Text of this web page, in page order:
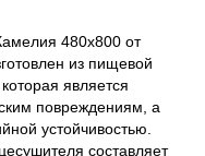
480х800 от
из пищевой
является
повреждениям, а
устойчивостью.
составляет